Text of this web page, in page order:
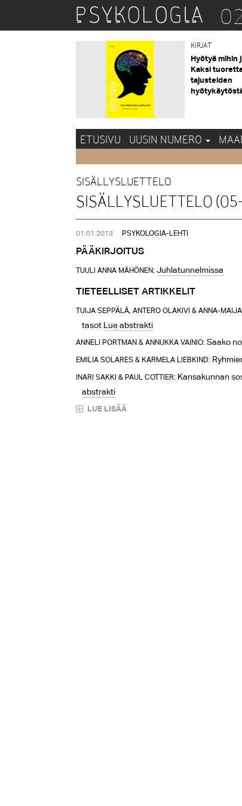
KIRJAT
Hyötyä mihin
Kaksi
tajusteiden
ETUSIVU UUSIN NUMERO
SISÄLLYSLUETTELO
SISÄLLYSLUETTELO
01.01.2013 PSYKOLOGIA-LEHTI
PÄÄKIRJOITUS
TUULI ANNA MÄHÖNEN:Juhlatunnelmissa
TIETEELLISET ARTIKKELIT
TUIJA SEPPÄLÄ, ANTERO OLAKIVI & ANNA-
tasot Lue abstrakti
ANNELI PORTMAN & ANNUKKA VAINIO: Saako
EMILIA SOLARES & KARMELA LIEBKIND:
INARI SAKKI & PAUL COTTIER: Kansakunnan
abstrakti
LUE LISÄÄ